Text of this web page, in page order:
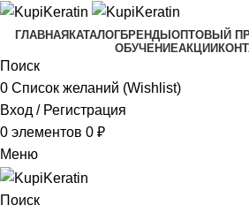
ГЛАВНАЯ КАТАЛОГБРЕНДЫ ОПТОВЫЙ
ОБУЧЕНИЕАКЦИИ
Поиск
0 Список желаний (Wishlist)
Вход / Регистрация
0 элементов 0 ₽
Меню
Поиск